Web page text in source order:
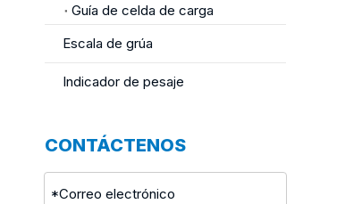
Guía de celda de carga
Escala de grúa
Indicador de pesaje
CONTÁCTENOS